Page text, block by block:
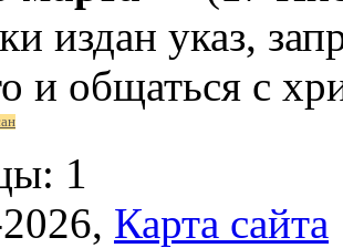
издан указ,
и общаться с
1
Карта сайта